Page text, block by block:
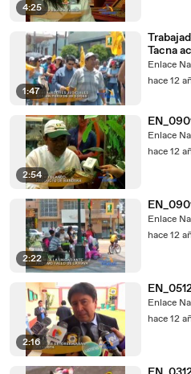
4:25
1:47
Tacna
Enlace
hace 12
2:54
Enlace
hace 12
2:22
Enlace
hace 12
2:16
Enlace
hace 12